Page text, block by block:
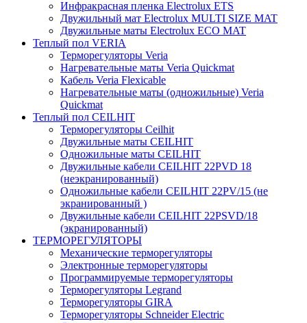
Инфракрасная пленка Electrolux ETS
Двужильный мат Electrolux MULTI SIZE MAT
Двужильные маты Electrolux ECO MAT
Теплый пол VERIA
Терморегуляторы Veria
Нагревательные маты Veria Quickmat
Кабель Veria Flexicable
Нагревательные маты (одножильные) Veria
Quickmat
Теплый пол CEILHIT
Терморегуляторы Ceilhit
Двужильные маты CEILHIT
Одножильные маты CEILHIT
Двужильные кабели CEILHIT 22PVD 18
(неэкранированный)
Одножильные кабели CEILHIT 22PV/15 (не
экранированный )
Двужильные кабели CEILHIT 22PSVD/18
(экранированный)
ТЕРМОРЕГУЛЯТОРЫ
Механические терморегуляторы
Электронные терморегуляторы
Программируемые терморегуляторы
Терморегуляторы Legrand
Терморегуляторы GIRA
Терморегуляторы Schneider Electric